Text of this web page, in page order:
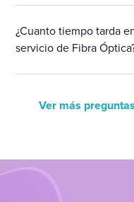
¿Cuanto tiempo tarda
servicio de Fibra
Ver más